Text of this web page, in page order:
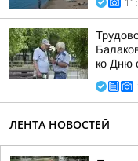
ко Дню
ЛЕНТА НОВОСТЕЙ